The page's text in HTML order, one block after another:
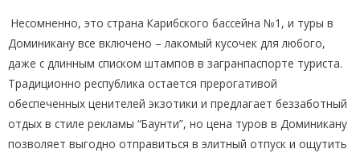
Несомненно, это страна Карибского бассейна №1, и туры в
Доминикану все включено – лакомый кусочек для любого,
даже с длинным списком штампов в загранпаспорте туриста.
Традиционно республика остается прерогативой
обеспеченных ценителей экзотики и предлагает беззаботный
отдых в стиле рекламы “Баунти”, но цена туров в Доминикану
позволяет выгодно отправиться в элитный отпуск и ощутить